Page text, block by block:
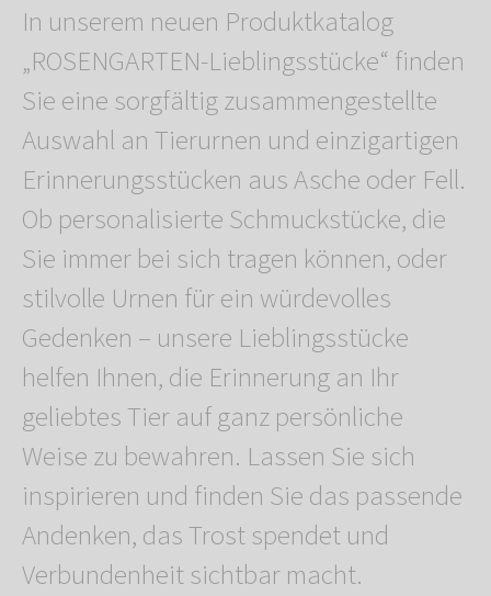
In unserem neuen Produktkatalog
„ROSENGARTEN-Lieblingsstücke“ finden
Sie eine sorgfältig zusammengestellte
Auswahl an Tierurnen und einzigartigen
Erinnerungsstücken aus Asche oder Fell.
Ob personalisierte Schmuckstücke, die
Sie immer bei sich tragen können, oder
stilvolle Urnen für ein würdevolles
Gedenken – unsere Lieblingsstücke
helfen Ihnen, die Erinnerung an Ihr
geliebtes Tier auf ganz persönliche
Weise zu bewahren. Lassen Sie sich
inspirieren und finden Sie das passende
Andenken, das Trost spendet und
Verbundenheit sichtbar macht.